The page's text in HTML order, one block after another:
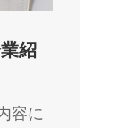
紹
容に